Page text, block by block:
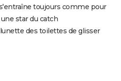
toujours comme pour
star du catch
des toilettes de glisser